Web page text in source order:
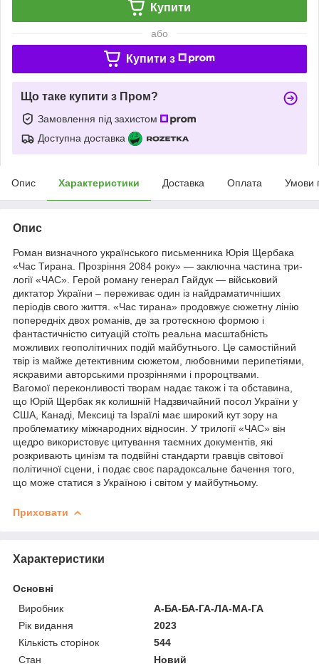
Купити
або
Купити з
Що таке купити з Пром?
Замовлення під захистом
Доступна доставка
Опис Характеристики Доставка Оплата Умови
Опис
Роман визначного українського письменника Юрія Щербака
«Час Тирана. Прозріння 2084 року» — заключна частина три­
логії «ЧАС». Герой роману генерал Гайдук — військовий
дикта­тор Укра­їни – переживає один із найдра­матичніших
періодів свого життя. «Час тирана» продовжує сюжетну лінію
поперед­ніх двох романів, де за гро­теск­­­ною формою і
фантастичністю ситуацій стоїть реальна масштабність
можливих гео­політич­них подій майбутнього. Це самостій­ний
твір із майже детектив­ним сюжетом, любовними перипетіями,
яскравими авторськими прозріннями і пророцтвами.
Вагомої пере­конливості творам надає також і та обставина,
що Юрій Щербак як колишній Надзви­чайний посол України у
США, Канаді, Мек­сиці та Ізраїлі має широкий кут зору на
проблематику міжнародних відносин. У трилогії «ЧАС» він
щедро викорис­товує цитування таємних документів, які
розкривають цинізм та подвійні стандарти гравців світової
політичної сцени, і подає своє пара­доксальне бачення того,
що може статися з Украї­ною і світом у майбутньому.
Приховати
Характеристики
Основні
Виробник
А-БА-БА-ГА-ЛА-МА-ГА
Рік видання
2023
Кількість сторінок
544
Стан
Новий